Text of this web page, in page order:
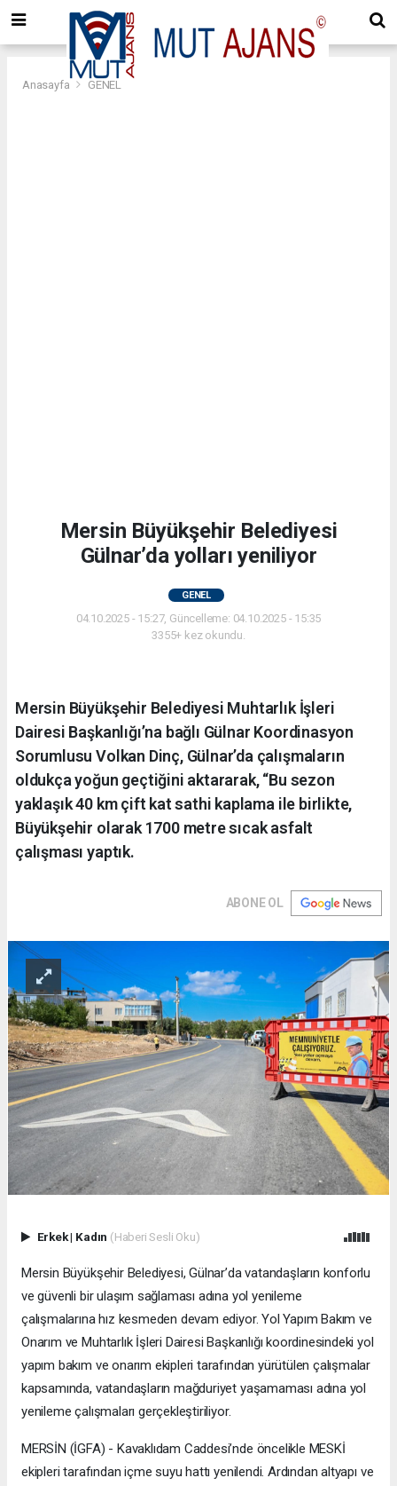
Anasayfa GENEL
Mersin Büyükşehir Belediyesi
Gülnar’da yolları yeniliyor
GENEL
04.10.2025 - 15:27, Güncelleme: 04.10.2025 - 15:35
3355+ kez okundu.
Mersin Büyükşehir Belediyesi Muhtarlık İşleri
Dairesi Başkanlığı’na bağlı Gülnar Koordinasyon
Sorumlusu Volkan Dinç, Gülnar’da çalışmaların
oldukça yoğun geçtiğini aktararak, “Bu sezon
yaklaşık 40 km çift kat sathi kaplama ile birlikte,
Büyükşehir olarak 1700 metre sıcak asfalt
çalışması yaptık.
ABONE OL
Erkek| Kadın (Haberi Sesli Oku)
Mersin Büyükşehir Belediyesi, Gülnar’da vatandaşların konforlu
ve güvenli bir ulaşım sağlaması adına yol yenileme
çalışmalarına hız kesmeden devam ediyor. Yol Yapım Bakım ve
Onarım ve Muhtarlık İşleri Dairesi Başkanlığı koordinesindeki yol
yapım bakım ve onarım ekipleri tarafından yürütülen çalışmalar
kapsamında, vatandaşların mağduriyet yaşamaması adına yol
yenileme çalışmaları gerçekleştiriliyor.
MERSİN (İGFA) - Kavaklıdam Caddesi’nde öncelikle MESKİ
ekipleri tarafından içme suyu hattı yenilendi. Ardından altyapı ve